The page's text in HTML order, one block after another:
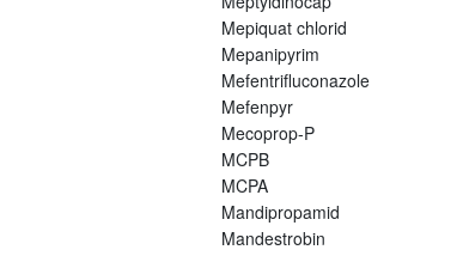
Mepiquat chlorid
Mepanipyrim
Mefentrifluconazole
Mefenpyr
Mecoprop-P
MCPB
MCPA
Mandipropamid
Mandestrobin